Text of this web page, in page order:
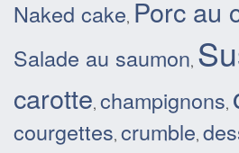
Naked cake, Porc au
Salade au saumon,
carotte, champignons,
courgettes, crumble,